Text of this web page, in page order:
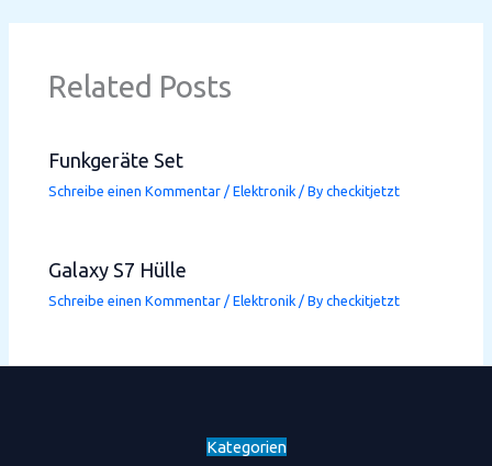
Related Posts
Funkgeräte Set
Schreibe einen Kommentar /Elektronik / Bycheckitjetzt
Galaxy S7 Hülle
Schreibe einen Kommentar /Elektronik / Bycheckitjetzt
Kategorien